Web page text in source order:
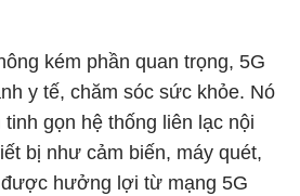
kém phần quan trọng, 5G
y tế, chăm sóc sức khỏe. Nó
gọn hệ thống liên lạc nội
bị như cảm biến, máy quét,
hưởng lợi từ mạng 5G